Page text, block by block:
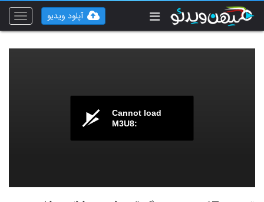
Toggle
آپلود ویدیو
Cannot load
M3U8: